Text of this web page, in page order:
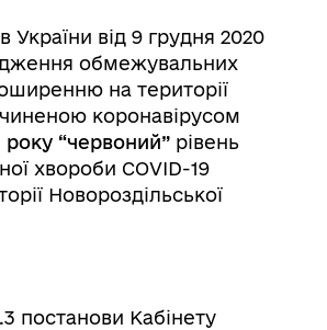
України від 9 грудня 2020
обмежувальних
на території
коронавірусом
року “червоний” рівень
хвороби COVID-19
Новороздільської
постанови Кабінету